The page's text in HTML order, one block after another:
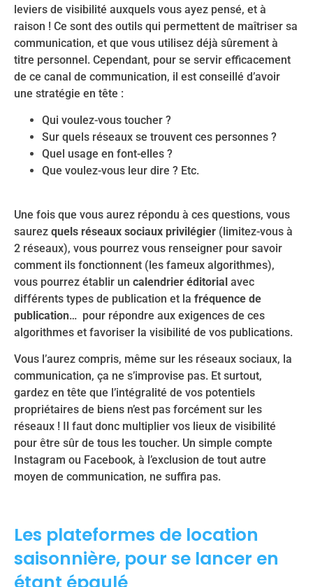
leviers de visibilité auxquels vous ayez pensé, et à
raison ! Ce sont des outils qui permettent de maîtriser sa
communication, et que vous utilisez déjà sûrement à
titre personnel. Cependant, pour se servir efficacement
de ce canal de communication, il est conseillé d’avoir
une stratégie en tête :
Qui voulez-vous toucher ?
Sur quels réseaux se trouvent ces personnes ?
Quel usage en font-elles ?
Que voulez-vous leur dire ? Etc.
Une fois que vous aurez répondu à ces questions, vous
saurez quels réseaux sociaux privilégier (limitez-vous à
2 réseaux), vous pourrez vous renseigner pour savoir
comment ils fonctionnent (les fameux algorithmes),
vous pourrez établir un calendrier éditorial avec
différents types de publication et la fréquence de
publication… pour répondre aux exigences de ces
algorithmes et favoriser la visibilité de vos publications.
Vous l’aurez compris, même sur les réseaux sociaux, la
communication, ça ne s’improvise pas. Et surtout,
gardez en tête que l’intégralité de vos potentiels
propriétaires de biens n’est pas forcément sur les
réseaux ! Il faut donc multiplier vos lieux de visibilité
pour être sûr de tous les toucher. Un simple compte
Instagram ou Facebook, à l’exclusion de tout autre
moyen de communication, ne suffira pas.
Les plateformes de location
saisonnière, pour se lancer en